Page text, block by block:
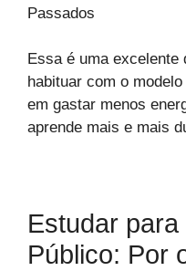
Passados
Essa é uma
habituar com o
em gastar menos
aprende mais e mais
Estudar
Público: Por